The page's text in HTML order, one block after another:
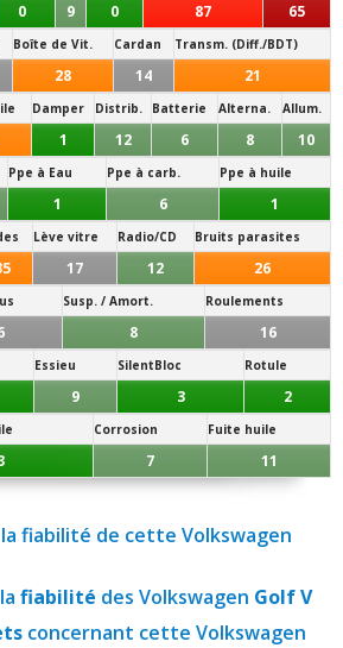
0 9 0 87 65
Boîte de Vit. Cardan Transm. (Diff./BDT)
28 14 21
Damper Distrib. Batterie Alterna. Allum.
1 12 6 8 10
Ppe à Eau Ppe à carb. Ppe à huile
1 6 1
Lève vitre Radio/CD Bruits parasites
17 12 26
Susp. / Amort. Roulements
8 16
Essieu SilentBloc Rotule
9 3 2
Corrosion Fuite huile
7 11
fiabilité de cette Volkswagen
fiabilité des Volkswagen Golf V
concernant cette Volkswagen